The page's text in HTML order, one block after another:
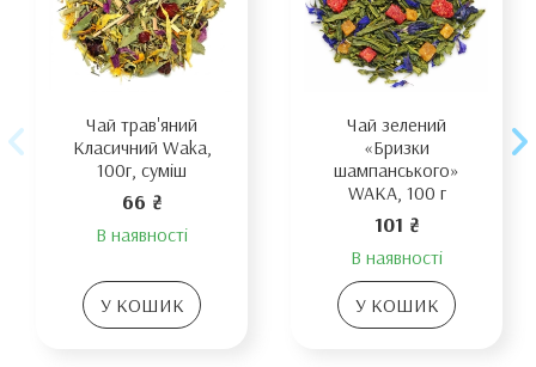
Чай трав'яний
Класичний Waka,
100г, суміш
66 ₴
В наявності
У КОШИК
Чай зелений
«Бризки
шампанського»
WAKA, 100 г
101 ₴
В наявності
У КОШИК